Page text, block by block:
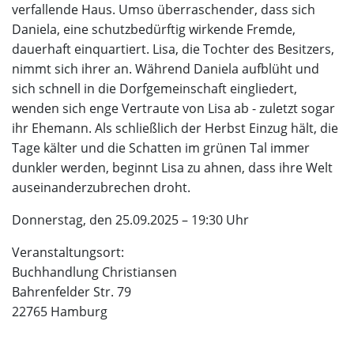
verfallende Haus. Umso überraschender, dass sich
Daniela, eine schutzbedürftig wirkende Fremde,
dauerhaft einquartiert. Lisa, die Tochter des Besitzers,
nimmt sich ihrer an. Während Daniela aufblüht und
sich schnell in die Dorfgemeinschaft eingliedert,
wenden sich enge Vertraute von Lisa ab - zuletzt sogar
ihr Ehemann. Als schließlich der Herbst Einzug hält, die
Tage kälter und die Schatten im grünen Tal immer
dunkler werden, beginnt Lisa zu ahnen, dass ihre Welt
auseinanderzubrechen droht.
Donnerstag, den 25.09.2025 – 19:30 Uhr
Veranstaltungsort:
Buchhandlung Christiansen
Bahrenfelder Str. 79
22765 Hamburg